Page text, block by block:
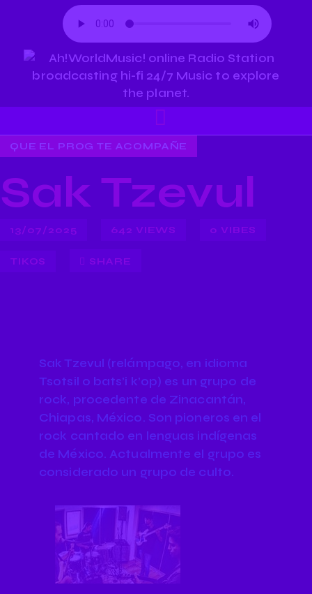
QUE EL PROG TE ACOMPAÑE
Sak Tzevul
13/07/2025 642 VIEWS 0 VIBES
TIKOS SHARE
Sak Tzevul (relámpago, en idioma
Tsotsil o bats’i k’op) es un grupo de
rock, procedente de Zinacantán,
Chiapas, México. Son pioneros en el
rock cantado en lenguas indígenas
de México. Actualmente el grupo es
considerado un grupo de culto.